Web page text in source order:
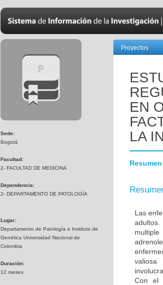
Sede:
Bogotá
Facultad:
2- FACULTAD DE MEDICINA
Dependencia:
2- DEPARTAMENTO DE PATOLOGÍA
Lugar:
Departamento de Patología e Instituto de
Genética Universidad Nacional de
Colombia
Duración:
12 meses
Proyectos
EN
LA
Resumen
Las
valiosa
Con el